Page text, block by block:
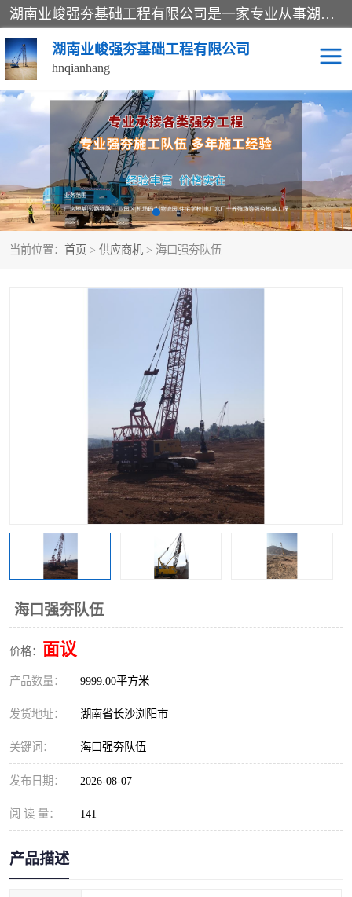
湖南业峻强夯基础工程有限公司是一家专业从事湖南强夯基础工程、强夯机租赁，地基处理的施工单位。业务覆盖：湖南、广东，江西等地。可承接1000KN.m-25000KN.m强夯（置换）工程。公司创始人是国内较早期从事强夯施工的建设者，经过多年的一步一个脚印的发展，在行业内具有较高的度和良好的口碑。
湖南业峻强夯基础工程有限公司
hnqianhang
当前位置： 首页 > 供应商机 > 海口强夯队伍
海口强夯队伍
价格： 面议
产品数量： 9999.00平方米
发货地址： 湖南省长沙浏阳市
关键词： 海口强夯队伍
发布日期： 2026-08-07
阅 读 量： 141
产品描述
强夯施工案例 强夯机租赁
强夯施工工程 强夯施工队伍
强夯队伍